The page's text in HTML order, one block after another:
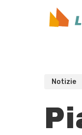
Notizie